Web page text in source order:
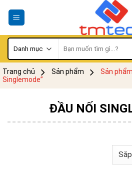
kiếm:
Trang chủ Sản phẩm
Sản
Singlemode”
ĐẦU NỐI